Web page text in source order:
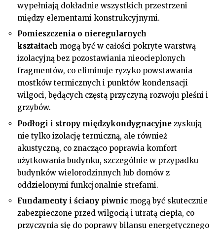
wypełniają dokładnie wszystkich przestrzeni
między elementami konstrukcyjnymi.
Pomieszczenia o nieregularnych
kształtach mogą być w całości pokryte warstwą
izolacyjną bez pozostawiania nieocieplonych
fragmentów, co eliminuje ryzyko powstawania
mostków termicznych i punktów kondensacji
wilgoci, będących częstą przyczyną rozwoju pleśni i
grzybów.
Podłogi i stropy międzykondygnacyjne zyskują
nie tylko izolację termiczną, ale również
akustyczną, co znacząco poprawia komfort
użytkowania budynku, szczególnie w przypadku
budynków wielorodzinnych lub domów z
oddzielonymi funkcjonalnie strefami.
Fundamenty i ściany piwnic mogą być skutecznie
zabezpieczone przed wilgocią i utratą ciepła, co
przyczynia się do poprawy bilansu energetycznego